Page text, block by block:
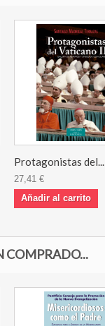
Protagonistas del...
27,41 €
Añadir al carrito
COMPRADO...